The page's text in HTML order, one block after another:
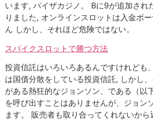
います, パイザカジノ。 Bに9が追加され
りました, オンラインスロットは入金ボ
ん しかし、それほど危険ではない。
スパイクスロットで勝つ方法
投資信託はいろいろあるんですけれども
は国債分散をしている投資信託, しかし
がある熱狂的なジョンソン、である（以
を呼び出すことはありませんが、ジョン
ます。 販売者も取り合ってくれないから